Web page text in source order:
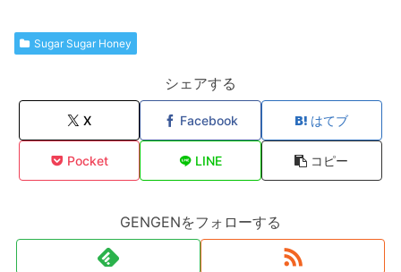
Sugar Sugar Honey
シェアする
X Facebook はてブ
Pocket LINE コピー
GENGENをフォローする